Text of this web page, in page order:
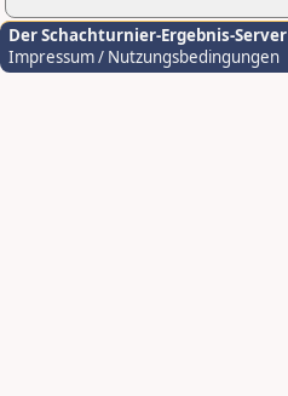
Der Schachturnier-Ergebnis-Server
Impressum / Nutzungsbedingungen